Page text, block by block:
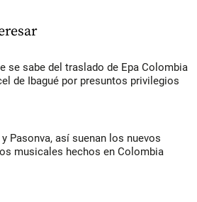
se sabe del traslado de Epa Colombia
de Ibagué por presuntos privilegios
y Pasonva, así suenan los nuevos
musicales hechos en Colombia